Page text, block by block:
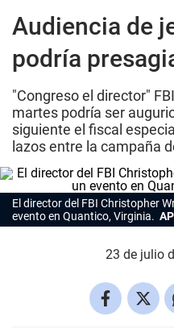
Audiencia de
podría
"Congreso el director"
martes podría ser
siguiente el fiscal
lazos entre la campaña
El director del FBI Christopher
evento en Quantico, Virginia.
23 de julio